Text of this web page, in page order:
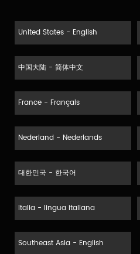
United States - English
中国大陆 - 简体中文
France - Français
Nederland - Nederlands
대한민국 - 한국어
Italia - lingua italiana
Southeast Asia - English